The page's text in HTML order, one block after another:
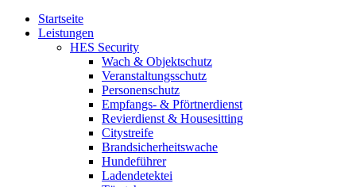
Startseite
Leistungen
HES Security
Wach & Objektschutz
Veranstaltungsschutz
Personenschutz
Empfangs- & Pförtnerdienst
Revierdienst & Housesitting
Citystreife
Brandsicherheitswache
Hundeführer
Ladendetektei